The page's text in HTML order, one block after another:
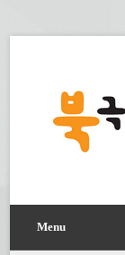
Menu